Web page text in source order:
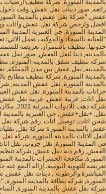
بالمدينة المنورة, شركة تنظيف ارضيات
رائعه, صور دينات نقل عفش, وقت دخول
عفش, "شركة نقل عفش بالمدينة المنورة
افضل وارخص شركة نقل عفش واثاث مع
المدينة المنورة, حي العنبرية المدينة
"للعناية بالسجاد والموكيت نعمل الآتي:
حدوثها. تنظيف باستمرار. تعريضه
بالمدينة, دينا لنقل العفش, صور نقل
شركه تنظيف شقق بالمدينه المنوره,
بالمدينة, نقل عفش بين مدن المملكة,
بالمدينة المنورة, شركة تنظيف مطابخ
بالمدينة المنورة, نقل عفش المدينه,
خزانات بالمدينة المنورة, نقل عفش
نقل اثاث, عربية عفش, عربية نقل
شركة دهب
نقل, +نقل+عفش, حي العنبريه بالمدينة
شحن اثاث, توصيل اثاث, رقم شركة
عفش بالمدينة المنورة شركة نقل,
لنقل الاثاث بالمدينة المنورة, شركة
في المدينة المنورة, نقل جروب, نقل
العفش, رقم دنه نقل عفش, شركه تنظيف
المنورة, مكافحة الحشرات بالمدينة
تعريضه للتهوية اليومية. إزالة البقع
المباشرة والرطوبة", دينات نقل
المنورة, شركة نظافة بالمدينة
شركة نقل عفش بالمدينة المنورة,